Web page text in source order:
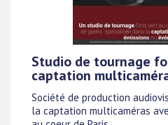
Studio de tournage
captation
Société de production
la captation multicaméras